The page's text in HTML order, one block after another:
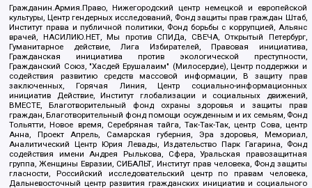
Гражданин.Армия.Право, Нижегородский центр немецкой и европейской
культуры, Центр гендерных исследований, Фонд защиты прав граждан Штаб,
Институт права и публичной политики, Фонд борьбы с коррупцией, Альянс
врачей, НАСИЛИЮ.НЕТ, Мы против СПИДа, СВЕЧА, Открытый Петербург,
Гуманитарное действие, Лига Избирателей, Правовая инициатива,
Гражданская инициатива против экологической преступности,
Гражданский Союз, "Хасдей Ерушалаим" (Милосердие), Центр поддержки и
содействия развитию средств массовой информации, В защиту прав
заключенных, Горячая Линия, Центр социально-информационных
инициатив Действие, Институт глобализации и социальных движений,
ВМЕСТЕ, Благотворительный фонд охраны здоровья и защиты прав
граждан, Благотворительный фонд помощи осужденным и их семьям, Фонд
Тольятти, Новое время, Серебряная тайга, Так-Так-Так, центр Сова, центр
Анна, Проект Апрель, Самарская губерния, Эра здоровья, Мемориал,
Аналитический Центр Юрия Левады, Издательство Парк Гагарина, Фонд
содействия имени Андрея Рылькова, Сфера, Уральская правозащитная
группа, Женщины Евразии, СИБАЛЬТ, Институт прав человека, Фонд защиты
гласности, Российский исследовательский центр по правам человека,
Дальневосточный центр развития гражданских инициатив и социального